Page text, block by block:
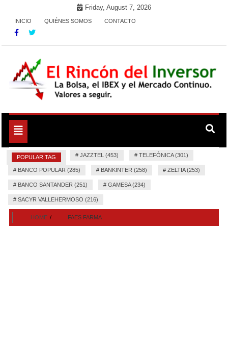
content
Friday, August 7, 2026
INICIO QUIÉNES SOMOS CONTACTO
El Rincón del Inversor
Toggle
navigation
POPULAR TAG # JAZZTEL (453) # TELEFÓNICA (301)
# BANCO POPULAR (285) # BANKINTER (258) # ZELTIA (253)
# BANCO SANTANDER (251) # GAMESA (234)
# SACYR VALLEHERMOSO (216)
HOME FAES FARMA